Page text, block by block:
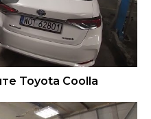
Toyota Coolla